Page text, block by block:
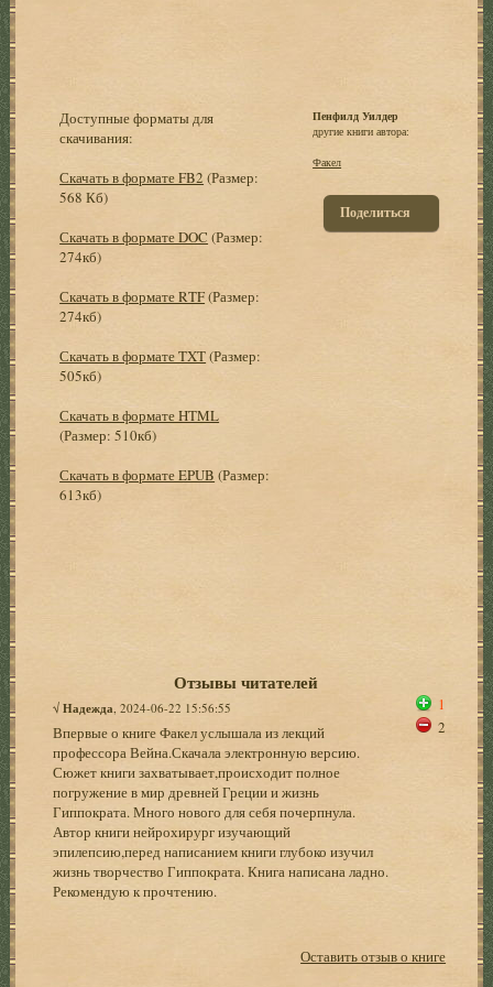
Доступные форматы для
скачивания:
Скачать в формате FB2 (Размер:
568 Кб)
Скачать в формате DOC (Размер:
274кб)
Скачать в формате RTF(Размер:
274кб)
Скачать в формате TXT(Размер:
505кб)
Скачать в формате HTML
(Размер: 510кб)
Скачать в формате EPUB (Размер:
613кб)
Пенфилд Уилдер
другие книги автора:
Факел
Поделиться
Отзывы читателей
√Надежда , 2024-06-22 15:56:55
Впервые о книге Факел услышала из лекций
профессора Вейна.Скачала электронную версию.
Сюжет книги захватывает,происходит полное
погружение в мир древней Греции и жизнь
Гиппократа. Много нового для себя почерпнула.
Автор книги нейрохирург изучающий
эпилепсию,перед написанием книги глубоко изучил
жизнь творчество Гиппократа. Книга написана ладно.
Рекомендую к прочтению.
1
2
Оставить отзыв о книге